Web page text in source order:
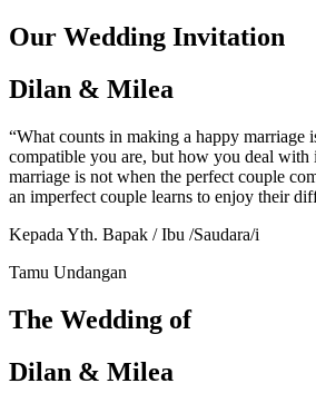
Our Wedding Invitation
Dilan & Milea
“What counts in making a happy marriage
compatible you are, but how you deal
marriage is not when the perfect couple
an imperfect couple learns to enjoy their
Kepada Yth. Bapak / Ibu /Saudara/i
Tamu Undangan
The Wedding of
Dilan & Milea